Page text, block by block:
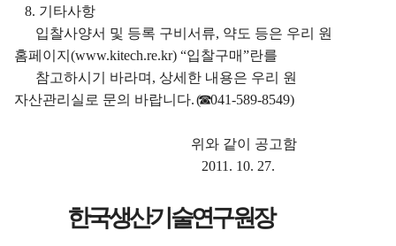
8. 기타사항
입찰사양서 및 등록 구비서류, 약도 등은 우리 원
홈페이지(www.kitech.re.kr) “입찰구매”란를
참고하시기 바라며, 상세한 내용은 우리 원
자산관리실로 문의 바랍니다.(☎041-589-8549)
위와 같이 공고함
2011. 10. 27.
한 국 생 산 기 술 연 구 원 장